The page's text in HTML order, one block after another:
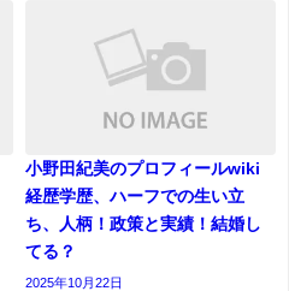
小野田紀美のプロフィールwiki
経歴学歴、ハーフでの生い立
ち、人柄！政策と実績！結婚し
てる？
2025年10月22日